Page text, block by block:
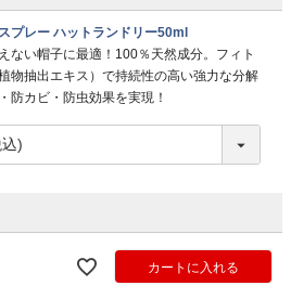
プレー ハットランドリー50ml
ない帽子に最適！100％天然成分。フィト
物抽出エキス）で持続性の高い強力な分解
防カビ・防虫効果を実現！
カートに入れる